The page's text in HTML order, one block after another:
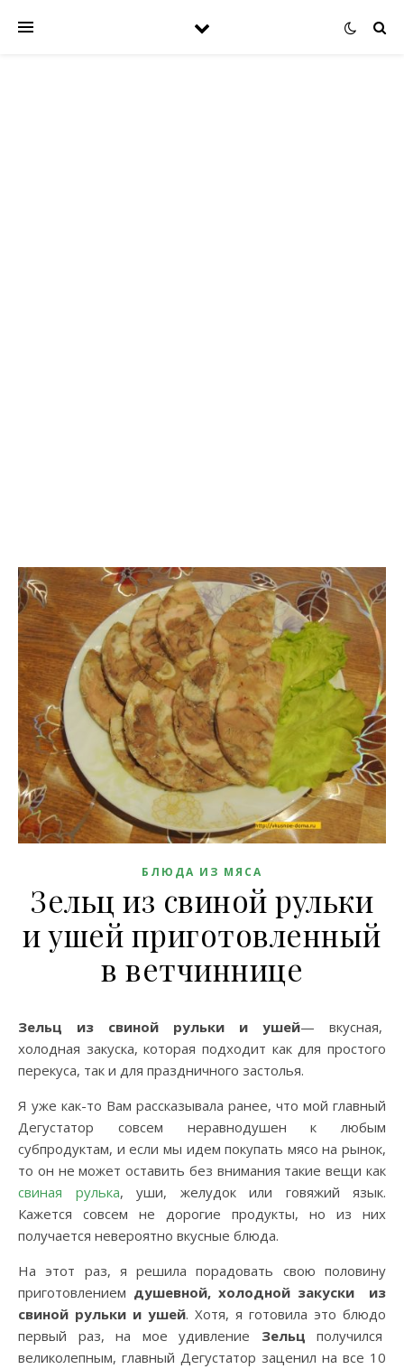
БЛЮДА ИЗ МЯСА
Зельц из свиной рульки
и ушей приготовленный
в ветчиннице
Зельц из свиной рульки и ушей— вкусная,
холодная закуска, которая подходит как для простого
перекуса, так и для праздничного застолья.
Я уже как-то Вам рассказывала ранее, что мой главный
Дегустатор совсем неравнодушен к любым
субпродуктам, и если мы идем покупать мясо на рынок,
то он не может оставить без внимания такие вещи как
свиная рулька, уши, желудок или говяжий язык.
Кажется совсем не дорогие продукты, но из них
получается невероятно вкусные блюда.
На этот раз, я решила порадовать свою половину
приготовлением душевной, холодной закуски из
свиной рульки и ушей. Хотя, я готовила это блюдо
первый раз, на мое удивление Зельц получился
великолепным, главный Дегустатор заценил на все 10